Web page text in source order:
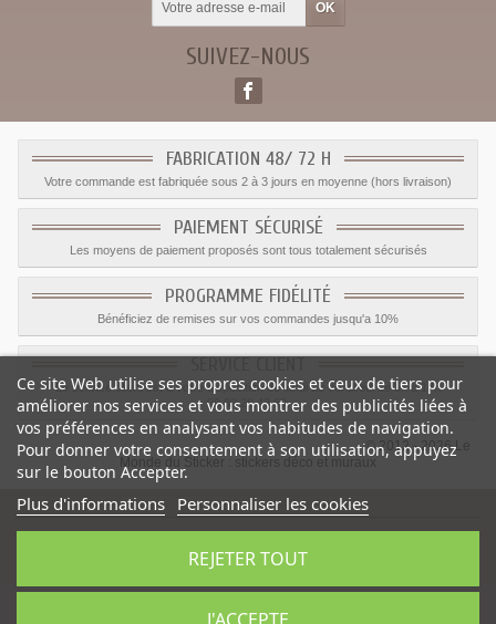
SUIVEZ-NOUS
FABRICATION 48/ 72 H
Votre commande est fabriquée sous 2 à 3 jours en moyenne (hors livraison)
PAIEMENT SÉCURISÉ
Les moyens de paiement proposés sont tous totalement sécurisés
PROGRAMME FIDÉLITÉ
Bénéficiez de remises sur vos commandes jusqu'a 10%
Le service client est a votre disposition du lundi au vendredi de 8h à 17h
09.82.28.47.69.
© 2012 - 2026 Le
Monde du Sticker :
stickers déco et muraux
Sticker interdit port de lunette-Catégorie:
Ce site Web utilise ses propres cookies et ceux de tiers pour
améliorer nos services et vous montrer des publicités liées à
vos préférences en analysant vos habitudes de navigation.
Pour donner votre consentement à son utilisation, appuyez
sur le bouton Accepter.
Plus d'informations Personnaliser les cookies
REJETER TOUT